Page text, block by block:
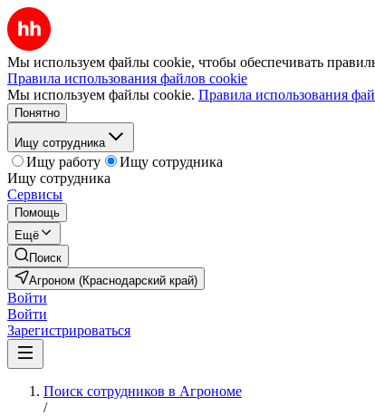
Мы используем файлы cookie, чтобы обеспечивать
Правила использования файлов cookie
Мы используем файлы cookie. Правила использования
Понятно
Ищу сотрудника
Ищу работу
Ищу сотрудника
Ищу сотрудника
Сервисы
Помощь
Ещё
Поиск
Агроном (Краснодарский край)
Войти
Войти
Зарегистрироваться
Поиск сотрудников в Агрономе
/